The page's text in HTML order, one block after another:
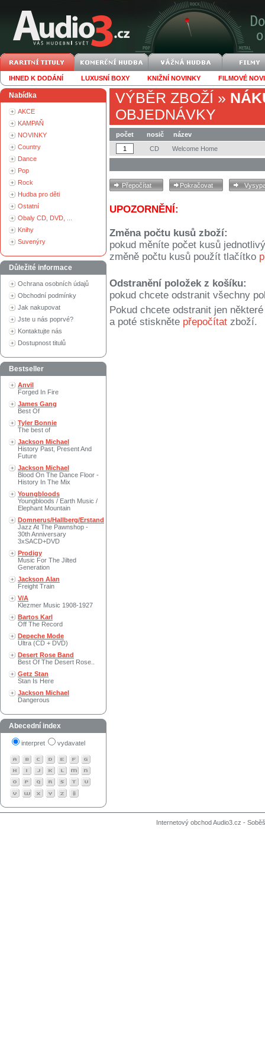
IHNED K DODÁNÍ LUXUSNÍ BOXY KNIŽNÍ NOVINKY FILMOVÉ
Nabídka
AKCE
KAMPAŇ
NOVINKY
Country
Dance
Pop
Rock
Hudba pro děti
Ostatní
Obaly CD, DVD, ...
Knihy
Suvenýry
Důležité informace
Ochrana osobních údajů
Obchodní podmínky
Jak nakupovat
Jste u nás poprvé?
Kontaktujte nás
Dostupnost titulů
Bestseller
Anvil
Forged In Fire
James Gang
Best Of
Tyler Bonnie
The best of
Jackson Michael
History Past, Present And
Future
Jackson Michael
Blood On The Dance Floor -
History In The Mix
Youngbloods
Youngbloods / Earth Music /
Elephant Mountain
Domnerus/Hallberg/Erstand
Jazz At The Pawnshop -
30th Anniversary
3xSACD+DVD
Prodigy
Music For The Jilted
Generation
Jackson Alan
Freight Train
V/A
Klezmer Music 1908-1927
Bartos Karl
Off The Record
Depeche Mode
Ultra (CD + DVD)
Desert Rose Band
Best Of The Desert Rose..
Getz Stan
Stan Is Here
Jackson Michael
Dangerous
Abecední index
interpret vydavatel
VÝBĚR ZBOŽÍ »
OBJEDNÁVKY
počet nosič
název
CD
Welcome Home
UPOZORNĚNÍ:
Změna počtu kusů zboží:
pokud měníte počet kusů
změně počtu kusů použít tlačítko
Odstranění položek z košíku:
pokud chcete odstranit všechny
Pokud chcete odstranit jen
a poté stiskněte přepočítat zboží.
Internetový obchod Audio3.cz -